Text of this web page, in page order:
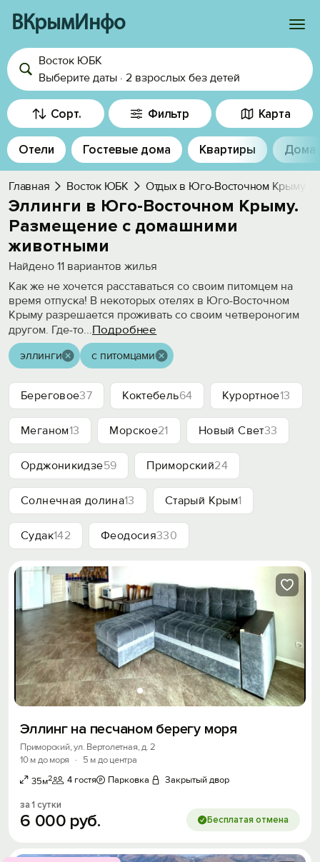
ВКрымИнфо
Войти
Избранное
История просмотра
Добавить свой объект
Восток ЮБК
Выберите даты · 2 взрослых без детей
Сорт. Фильтр Карта
Отели Гостевые дома Квартиры Дома
Главная Восток ЮБК Отдых в Юго-Восточном Крыму
Эллинги в Юго-Восточном Крыму.
Размещение с домашними
животными
Найдено 11 вариантов жилья
Как же не хочется расставаться со своим питомцем на
время отпуска! В некоторых отелях в Юго-Восточном
Крыму разрешается проживать со своим четвероногим
другом. Где-то...Подробнее
эллинги с питомцами
Береговое37 Коктебель64 Курортное13
Меганом13 Морское21 Новый Свет33
Орджоникидзе59 Приморский24
Солнечная долина13 Старый Крым1
Судак142 Феодосия330
Эллинг на песчаном берегу моря
Приморский, ул. Вертолетная, д. 2
10 м до моря
·
5 м до центра
35м2 4 гостя Парковка Закрытый двор
за 1 сутки
6 000 руб. Бесплатая отмена